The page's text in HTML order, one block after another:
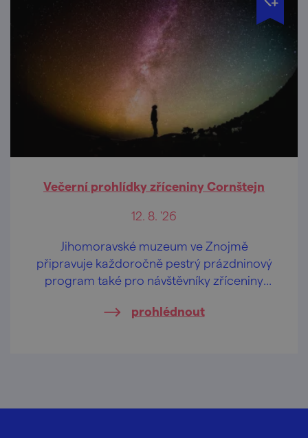
Večerní prohlídky zříceniny Cornštejn
12. 8. '26
Jihomoravské muzeum ve Znojmě
připravuje každoročně pestrý prázdninový
program také pro návštěvníky zříceniny
prohlédnout